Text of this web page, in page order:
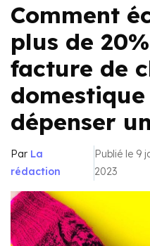
Comment
plus de
facture de
domestique
dépenser
Par La
rédaction
Publié le 9
2023